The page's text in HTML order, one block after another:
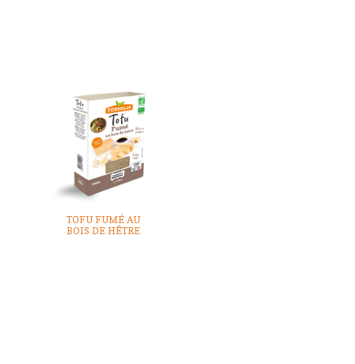
TOFU FUMÉ AU
BOIS DE HÊTRE